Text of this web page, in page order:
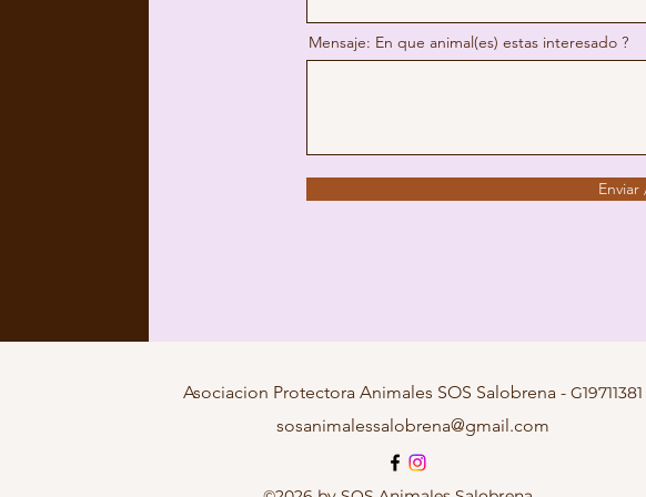
Mensaje: En que animal(es) estas interesado ?
Enviar
Asociacion Protectora Animales SOS Salobrena - G19711381
sosanimalessalobrena@gmail.com